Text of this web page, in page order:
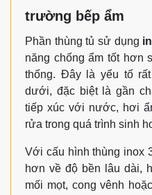
trường bếp ẩm
Phần thùng tủ sử dụng
năng chống ẩm tốt hơn
thống. Đây là yếu tố
dưới, đặc biệt là gần
tiếp xúc với nước, hơi
rửa trong quá trình sinh
Với cấu hình thùng inox
hơn về độ bền lâu dài,
mối mọt, cong vênh